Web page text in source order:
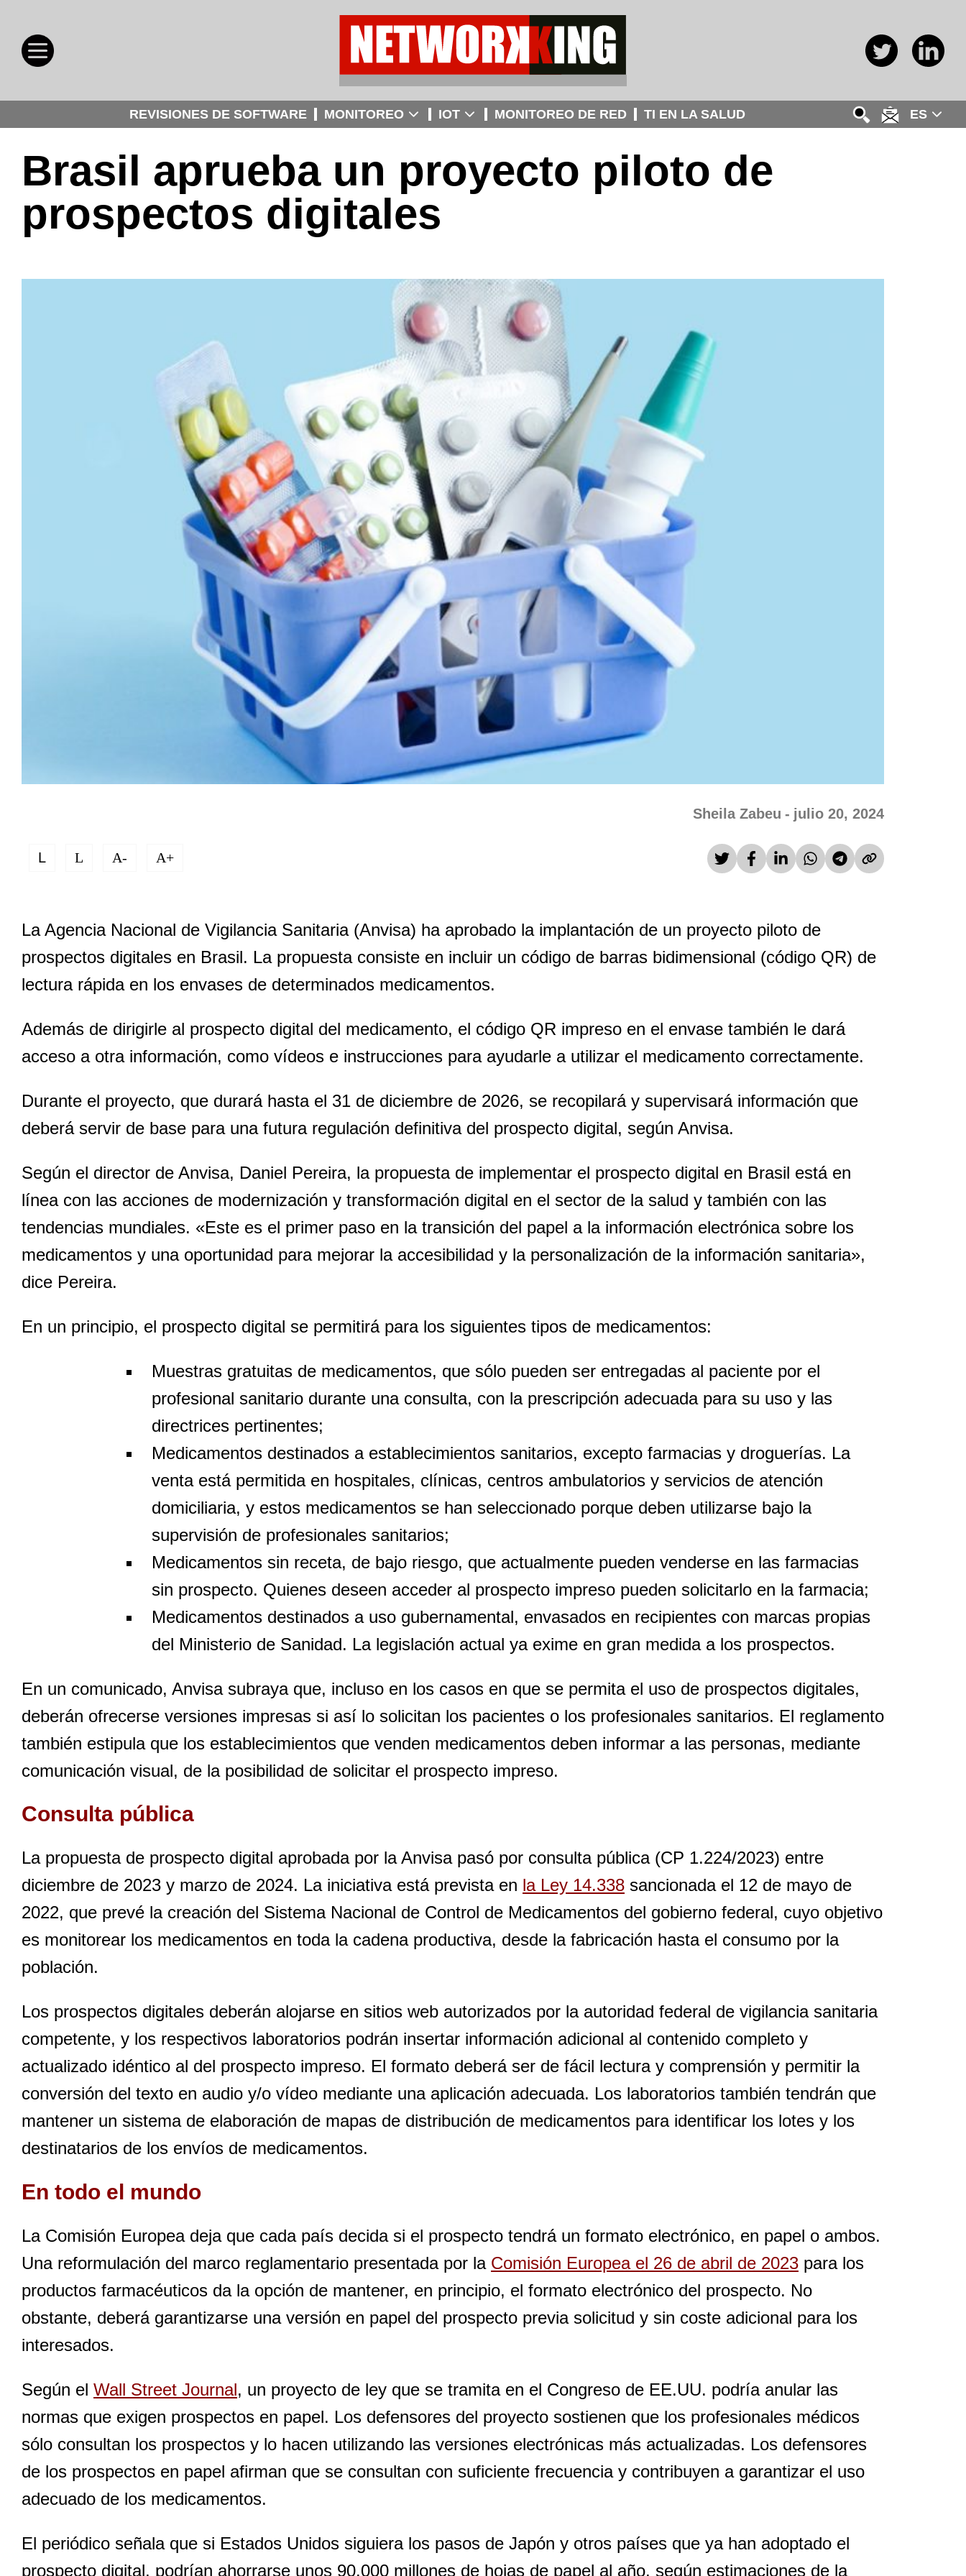
REVISIONES DE SOFTWARE MONITOREO IOT MONITOREO DE RED TI EN LA SALUD ES
Brasil aprueba un proyecto piloto de
prospectos digitales
Sheila Zabeu - julio 20, 2024
L L A- A+
La Agencia Nacional de Vigilancia Sanitaria (Anvisa) ha aprobado la implantación de un proyecto piloto de
prospectos digitales en Brasil. La propuesta consiste en incluir un código de barras bidimensional (código QR) de
lectura rápida en los envases de determinados medicamentos.
Además de dirigirle al prospecto digital del medicamento, el código QR impreso en el envase también le dará
acceso a otra información, como vídeos e instrucciones para ayudarle a utilizar el medicamento correctamente.
Durante el proyecto, que durará hasta el 31 de diciembre de 2026, se recopilará y supervisará información que
deberá servir de base para una futura regulación definitiva del prospecto digital, según Anvisa.
Según el director de Anvisa, Daniel Pereira, la propuesta de implementar el prospecto digital en Brasil está en
línea con las acciones de modernización y transformación digital en el sector de la salud y también con las
tendencias mundiales. «Este es el primer paso en la transición del papel a la información electrónica sobre los
medicamentos y una oportunidad para mejorar la accesibilidad y la personalización de la información sanitaria»,
dice Pereira.
En un principio, el prospecto digital se permitirá para los siguientes tipos de medicamentos:
Muestras gratuitas de medicamentos, que sólo pueden ser entregadas al paciente por el
profesional sanitario durante una consulta, con la prescripción adecuada para su uso y las
directrices pertinentes;
Medicamentos destinados a establecimientos sanitarios, excepto farmacias y droguerías. La
venta está permitida en hospitales, clínicas, centros ambulatorios y servicios de atención
domiciliaria, y estos medicamentos se han seleccionado porque deben utilizarse bajo la
supervisión de profesionales sanitarios;
Medicamentos sin receta, de bajo riesgo, que actualmente pueden venderse en las farmacias
sin prospecto. Quienes deseen acceder al prospecto impreso pueden solicitarlo en la farmacia;
Medicamentos destinados a uso gubernamental, envasados en recipientes con marcas propias
del Ministerio de Sanidad. La legislación actual ya exime en gran medida a los prospectos.
En un comunicado, Anvisa subraya que, incluso en los casos en que se permita el uso de prospectos digitales,
deberán ofrecerse versiones impresas si así lo solicitan los pacientes o los profesionales sanitarios. El reglamento
también estipula que los establecimientos que venden medicamentos deben informar a las personas, mediante
comunicación visual, de la posibilidad de solicitar el prospecto impreso.
Consulta pública
La propuesta de prospecto digital aprobada por la Anvisa pasó por consulta pública (CP 1.224/2023) entre
diciembre de 2023 y marzo de 2024. La iniciativa está prevista en la Ley 14.338 sancionada el 12 de mayo de
2022, que prevé la creación del Sistema Nacional de Control de Medicamentos del gobierno federal, cuyo objetivo
es monitorear los medicamentos en toda la cadena productiva, desde la fabricación hasta el consumo por la
población.
Los prospectos digitales deberán alojarse en sitios web autorizados por la autoridad federal de vigilancia sanitaria
competente, y los respectivos laboratorios podrán insertar información adicional al contenido completo y
actualizado idéntico al del prospecto impreso. El formato deberá ser de fácil lectura y comprensión y permitir la
conversión del texto en audio y/o vídeo mediante una aplicación adecuada. Los laboratorios también tendrán que
mantener un sistema de elaboración de mapas de distribución de medicamentos para identificar los lotes y los
destinatarios de los envíos de medicamentos.
En todo el mundo
La Comisión Europea deja que cada país decida si el prospecto tendrá un formato electrónico, en papel o ambos.
Una reformulación del marco reglamentario presentada por la Comisión Europea el 26 de abril de 2023 para los
productos farmacéuticos da la opción de mantener, en principio, el formato electrónico del prospecto. No
obstante, deberá garantizarse una versión en papel del prospecto previa solicitud y sin coste adicional para los
interesados.
Según el Wall Street Journal, un proyecto de ley que se tramita en el Congreso de EE.UU. podría anular las
normas que exigen prospectos en papel. Los defensores del proyecto sostienen que los profesionales médicos
sólo consultan los prospectos y lo hacen utilizando las versiones electrónicas más actualizadas. Los defensores
de los prospectos en papel afirman que se consultan con suficiente frecuencia y contribuyen a garantizar el uso
adecuado de los medicamentos.
El periódico señala que si Estados Unidos siguiera los pasos de Japón y otros países que ya han adoptado el
prospecto digital, podrían ahorrarse unos 90.000 millones de hojas de papel al año, según estimaciones de la
You need to subscribe, before you can post a message
SUBSCRIBE